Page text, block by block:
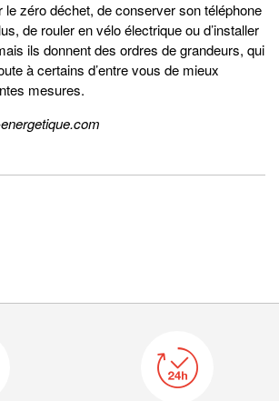
le zéro déchet, de conserver son téléphone
de rouler en vélo électrique ou d’installer
ils donnent des ordres de grandeurs, qui
à certains d’entre vous de mieux
mesures.